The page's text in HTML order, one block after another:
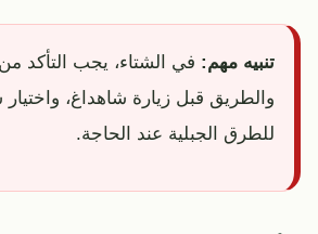
تنبيه مهم: في الشتاء، يجب التأكد
والطريق قبل زيارة شاهداغ، واختيار
للطرق الجبلية عند الحاجة.